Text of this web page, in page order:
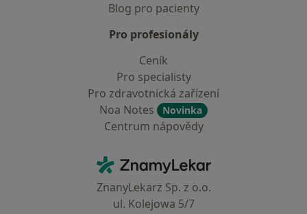
Blog pro pacienty
Pro profesionály
Ceník
Pro specialisty
Pro zdravotnická zařízení
Noa Notes
Novinka
Centrum nápovědy
ZnamyLekar - Hlavní stránka
ZnanyLekarz Sp. z o.o.
ul. Kolejowa 5/7